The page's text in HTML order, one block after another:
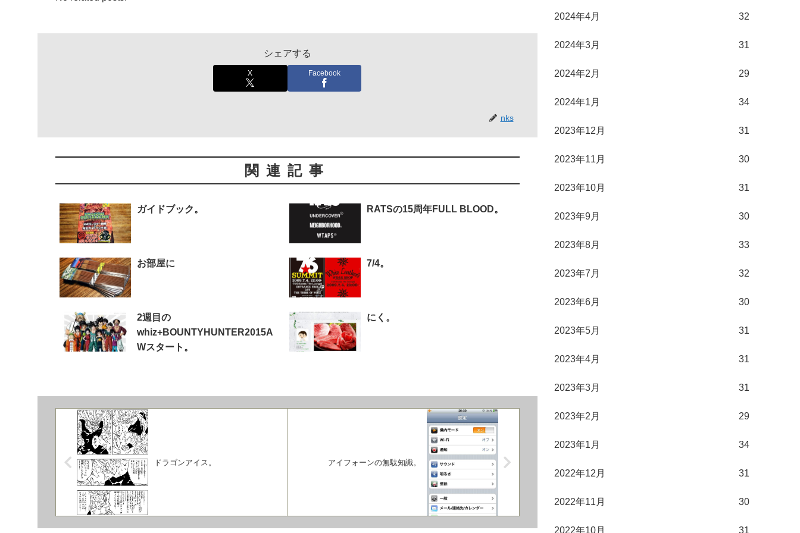
シェアする
X Facebook
nks
関連記事
ガイドブック。 RATSの15周年FULL BLOOD。
お部屋に 7/4。
2週目の
whiz+BOUNTYHUNTER2015A
Wスタート。
にく。
ドラゴンアイス。 アイフォーンの無駄知識。
2024年4月 32
2024年3月 31
2024年2月 29
2024年1月 34
2023年12月 31
2023年11月 30
2023年10月 31
2023年9月 30
2023年8月 33
2023年7月 32
2023年6月 30
2023年5月 31
2023年4月 31
2023年3月 31
2023年2月 29
2023年1月 34
2022年12月 31
2022年11月 30
2022年10月 31